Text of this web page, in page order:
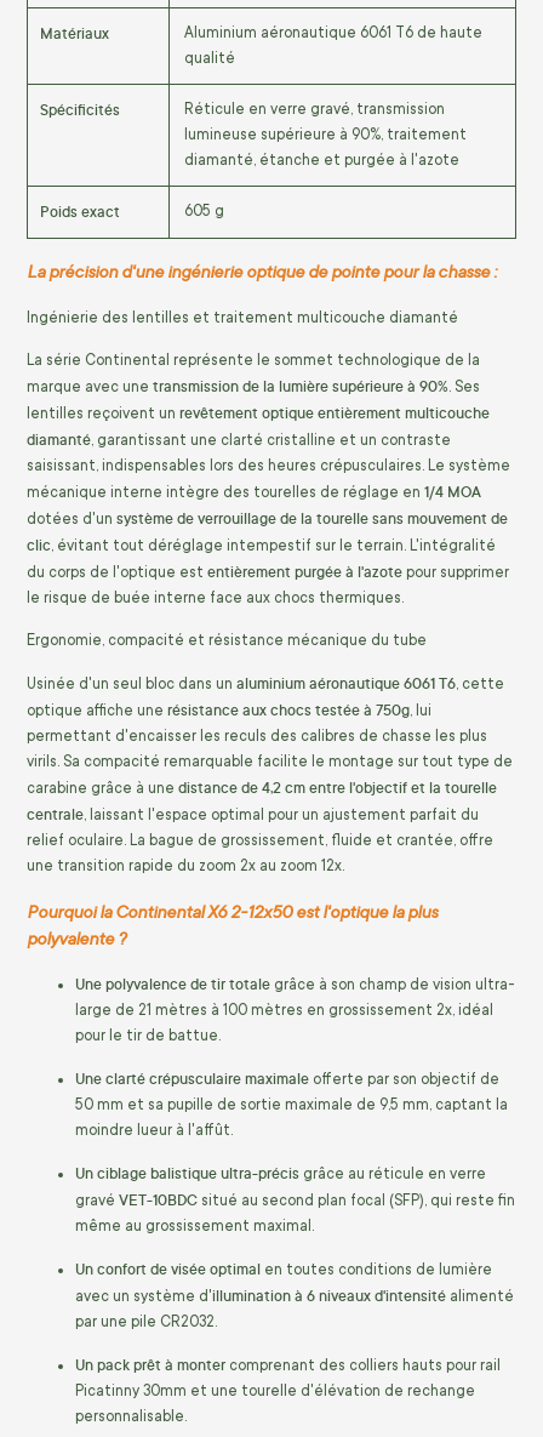
Matériaux
Aluminium aéronautique 6061 T6 de haute
qualité
Spécificités
Réticule en verre gravé, transmission
lumineuse supérieure à 90%, traitement
diamanté, étanche et purgée à l'azote
Poids exact 605 g
La précision d'une ingénierie optique de pointe pour la chasse :
Ingénierie des lentilles et traitement multicouche diamanté
La série Continental représente le sommet technologique de la
marque avec une transmission de la lumière supérieure à 90% . Ses
lentilles reçoivent un revêtement optique entièrement multicouche
diamanté , garantissant une clarté cristalline et un contraste
saisissant, indispensables lors des heures crépusculaires. Le système
mécanique interne intègre des tourelles de réglage en 1/4 MOA
dotées d'un système de verrouillage de la tourelle sans mouvement de
clic , évitant tout déréglage intempestif sur le terrain. L'intégralité
du corps de l'optique est entièrement purgée à l'azote pour supprimer
le risque de buée interne face aux chocs thermiques.
Ergonomie, compacité et résistance mécanique du tube
Usinée d'un seul bloc dans un aluminium aéronautique 6061 T6 , cette
optique affiche une résistance aux chocs testée à 750g , lui
permettant d'encaisser les reculs des calibres de chasse les plus
virils. Sa compacité remarquable facilite le montage sur tout type de
carabine grâce à une distance de 4,2 cm entre l'objectif et la tourelle
centrale , laissant l'espace optimal pour un ajustement parfait du
relief oculaire. La bague de grossissement, fluide et crantée, offre
une transition rapide du zoom 2x au zoom 12x.
Pourquoi la Continental X6 2-12x50 est l'optique la plus
polyvalente ?
Une polyvalence de tir totale grâce à son champ de vision ultra-
large de 21 mètres à 100 mètres en grossissement 2x, idéal
pour le tir de battue.
Une clarté crépusculaire maximale offerte par son objectif de
50 mm et sa pupille de sortie maximale de 9,5 mm, captant la
moindre lueur à l'affût.
Un ciblage balistique ultra-précis grâce au réticule en verre
gravé VET-10BDC situé au second plan focal (SFP), qui reste fin
même au grossissement maximal.
Un confort de visée optimal en toutes conditions de lumière
avec un système d'illumination à 6 niveaux d'intensité alimenté
par une pile CR2032.
Un pack prêt à monter comprenant des colliers hauts pour rail
Picatinny 30mm et une tourelle d'élévation de rechange
personnalisable.